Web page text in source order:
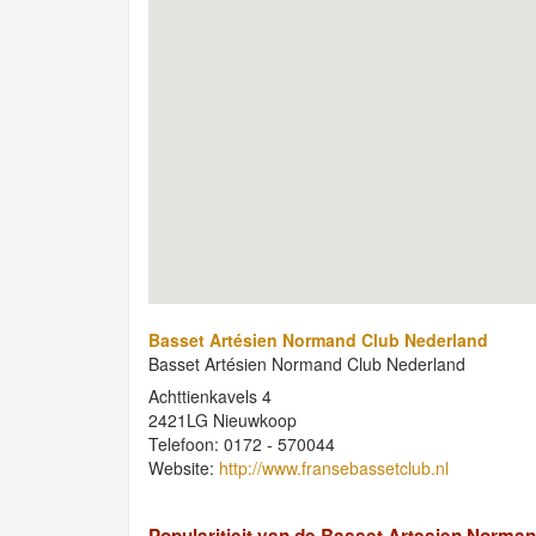
Basset Artésien Normand Club Nederland
Basset Artésien Normand Club Nederland
Achttienkavels 4
2421LG Nieuwkoop
Telefoon: 0172 - 570044
Website: http://www.fransebassetclub.nl